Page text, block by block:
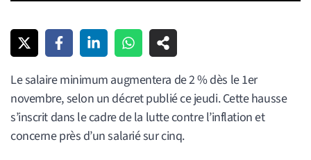
Le salaire minimum augmentera de 2 % dès le 1er
novembre, selon un décret publié ce jeudi. Cette hausse
s’inscrit dans le cadre de la lutte contre l’inflation et
concerne près d’un salarié sur cinq.